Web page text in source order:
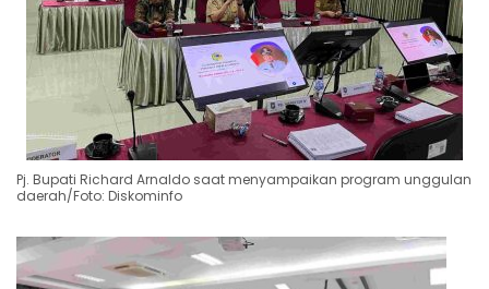
Pj. Bupati Richard Arnaldo saat menyampaikan program unggulan
daerah/Foto: Diskominfo